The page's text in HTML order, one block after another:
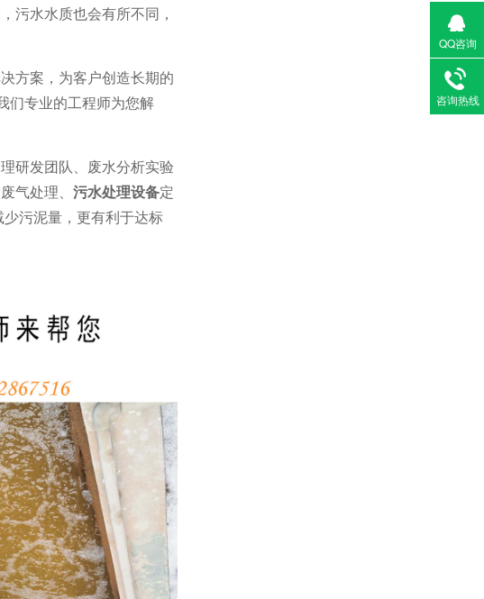
污水水质也会有所不同，
方案，为客户创造长期的
们专业的工程师为您解
研发团队、废水分析实验
气处理、 污水处理设备定
污泥量，更有利于达标
QQ咨询
咨询热线